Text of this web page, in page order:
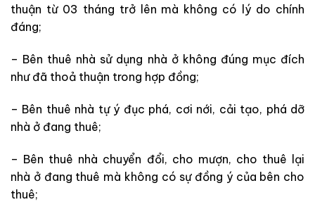
thuận từ 03 tháng trở lên mà không có lý do chính
đáng;
– Bên thuê nhà sử dụng nhà ở không đúng mục đích
như đã thoả thuận trong hợp đồng;
– Bên thuê nhà tự ý đục phá, cơi nới, cải tạo, phá dỡ
nhà ở đang thuê;
– Bên thuê nhà chuyển đổi, cho mượn, cho thuê lại
nhà ở đang thuê mà không có sự đồng ý của bên cho
thuê;